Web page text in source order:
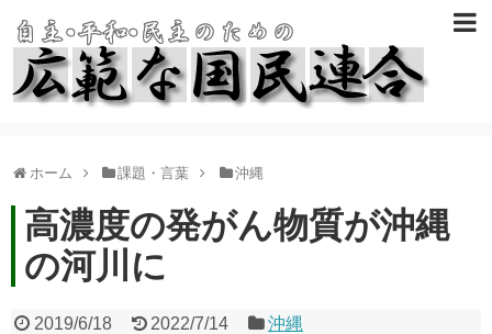
ホーム 課題・言葉 沖縄
高濃度の発がん物質が沖縄
の河川に
2019/6/18 2022/7/14 沖縄